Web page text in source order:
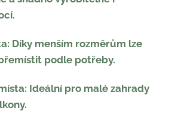
Díky menším rozměrům lze
podle potřeby.
Ideální pro malé zahrady